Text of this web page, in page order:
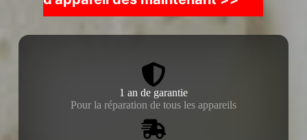
1 an de garantie
Pour la réparation de tous les appareils